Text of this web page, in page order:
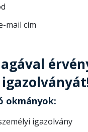
mail cím
okmányok:
igazolvány